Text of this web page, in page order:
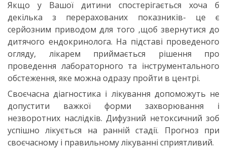
Якщо у Вашої дитини спостерігається хоча б
декілька з перерахованих показників- це є
серйозним приводом для того ,щоб звернутися до
дитячого ендокринолога. На підставі проведеного
огляду, лікарем приймається рішення про
проведення лабораторного та інструментального
обстеження, яке можна одразу пройти в центрі.
Своєчасна діагностика і лікування допоможуть не
допустити важкої форми захворювання і
незворотних наслідків. Дифузний нетоксичний зоб
успішно лікується на ранній стадії. Прогноз при
своєчасному і правильному лікуванні сприятливий.